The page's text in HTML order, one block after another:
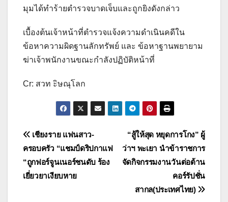
มุมได้ทำร้ายตำรวจบาดเจ็บและถูกยิงดังกล่าว
เบื้องต้นเจ้าหน้าที่ตำรวจแจ้งความดำเนินคดีใน
ข้อหาความผิดฐานลักทรัพย์ และ ข้อหาฐานพยายาม
ฆ่าเจ้าพนักงานขณะกำลังปฏิบัติหน้าที่
Cr: สวท ะิษณุโลก
แนะแนว
เรื่อง
“สู้ให้สุด หยุดการโกง” ผู้
ว่าฯ พะเยา นำข้าราชการ
จัดกิจกรรมงานวันต่อต้าน
คอร์รัปชั่น
สากล(ประเทศไทย)
เชียงราย แฟนสาว-
ครอบครัว “แชมป์ดริปกาแฟ
“ถูกฟอร์จูนเนอร์ชนดับ ร้อง
เยี่ยวยาเงียบหาย